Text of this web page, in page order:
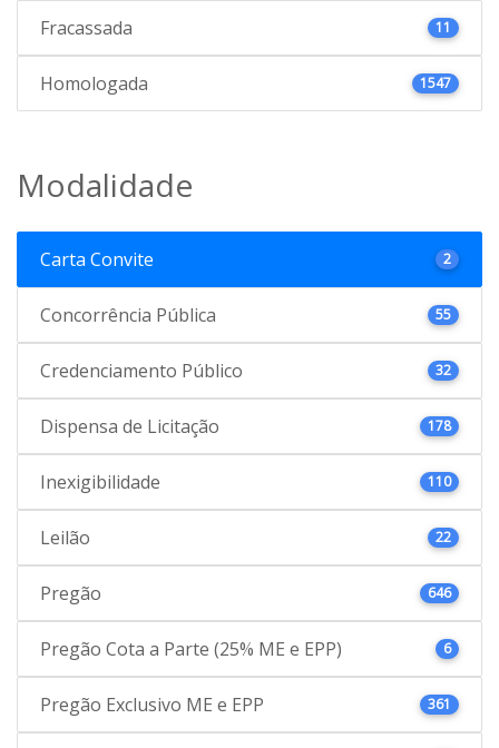
Fracassada 11
Homologada 1547
Modalidade
Carta Convite 2
Concorrência Pública 55
Credenciamento Público 32
Dispensa de Licitação 178
Inexigibilidade 110
Leilão 22
Pregão 646
Pregão Cota a Parte (25% ME e EPP) 6
Pregão Exclusivo ME e EPP 361